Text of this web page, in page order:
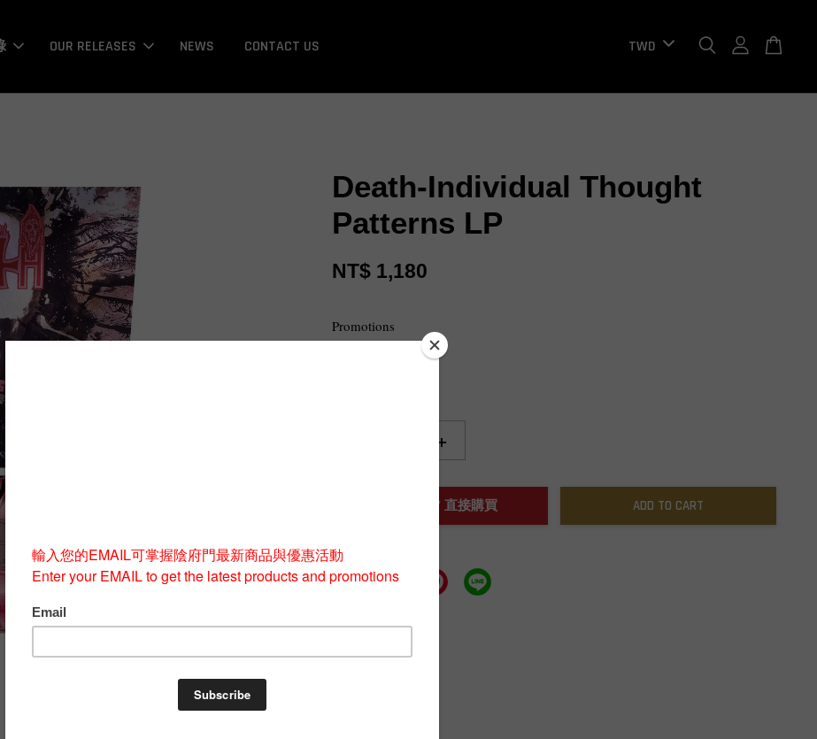
OUR RELEASES NEWS CONTACT US
Death-Individual Thought
Patterns LP
NT$ 1,180
Promotions
+
BUY NOW / 直接購買 ADD TO CART